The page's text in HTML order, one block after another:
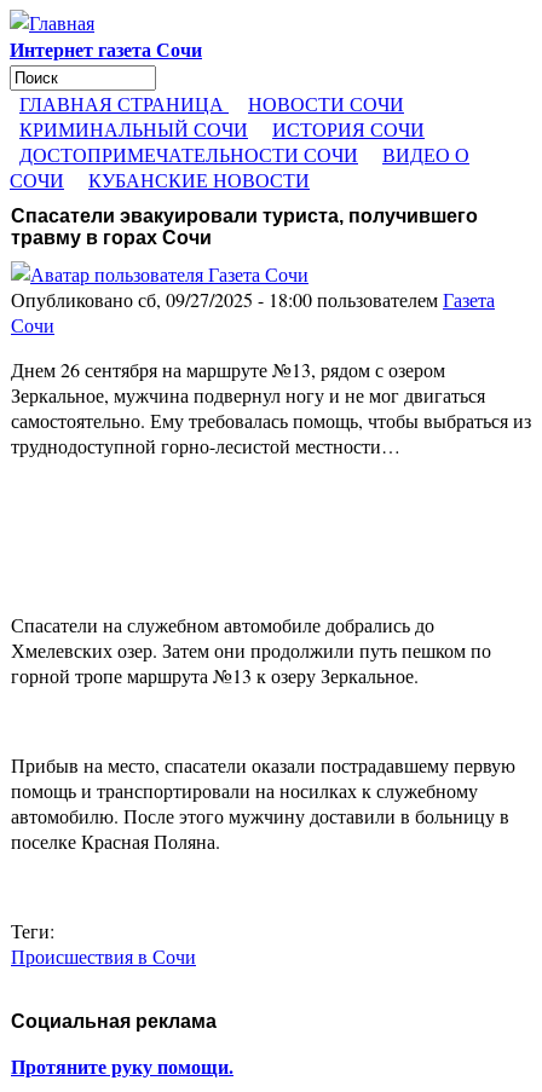
Перейти к основному содержанию
Интернет газета Сочи
Форма поиска
Поиск
ГЛАВНАЯ СТРАНИЦА
НОВОСТИ СОЧИ
КРИМИНАЛЬНЫЙ СОЧИ
ИСТОРИЯ СОЧИ
ДОСТОПРИМЕЧАТЕЛЬНОСТИ СОЧИ
ВИДЕО О
СОЧИ
КУБАНСКИЕ НОВОСТИ
Спасатели эвакуировали туриста, получившего
травму в горах Сочи
Опубликовано сб, 09/27/2025 - 18:00 пользователемГазета
Сочи
Днем 26 сентября на маршруте №13, рядом с озером
Зеркальное, мужчина подвернул ногу и не мог двигаться
самостоятельно. Ему требовалась помощь, чтобы выбраться из
труднодоступной горно-лесистой местности…
Спасатели на служебном автомобиле добрались до
Хмелевских озер. Затем они продолжили путь пешком по
горной тропе маршрута №13 к озеру Зеркальное.
Прибыв на место, спасатели оказали пострадавшему первую
помощь и транспортировали на носилках к служебному
автомобилю. После этого мужчину доставили в больницу в
поселке Красная Поляна.
Теги:
Происшествия в Сочи
Социальная реклама
Протяните руку помощи.